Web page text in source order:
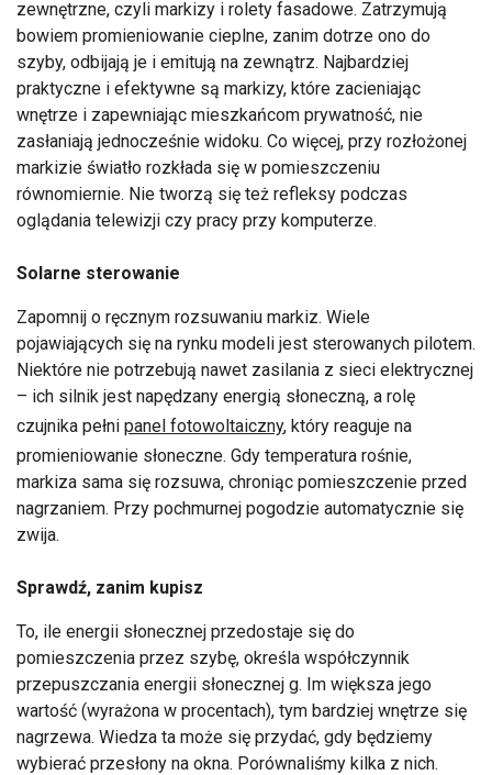
zewnętrzne, czyli markizy i rolety fasadowe. Zatrzymują
bowiem promieniowanie cieplne, zanim dotrze ono do
szyby, odbijają je i emitują na zewnątrz. Najbardziej
praktyczne i efektywne są markizy, które zacieniając
wnętrze i zapewniając mieszkańcom prywatność, nie
zasłaniają jednocześnie widoku. Co więcej, przy rozłożonej
markizie światło rozkłada się w pomieszczeniu
równomiernie. Nie tworzą się też refleksy podczas
oglądania telewizji czy pracy przy komputerze.
Solarne sterowanie
Zapomnij o ręcznym rozsuwaniu markiz. Wiele
pojawiających się na rynku modeli jest sterowanych pilotem.
Niektóre nie potrzebują nawet zasilania z sieci elektrycznej
– ich silnik jest napędzany energią słoneczną, a rolę
czujnika pełni panel fotowoltaiczny, który reaguje na
promieniowanie słoneczne. Gdy temperatura rośnie,
markiza sama się rozsuwa, chroniąc pomieszczenie przed
nagrzaniem. Przy pochmurnej pogodzie automatycznie się
zwija.
Sprawdź, zanim kupisz
To, ile energii słonecznej przedostaje się do
pomieszczenia przez szybę, określa współczynnik
przepuszczania energii słonecznej g. Im większa jego
wartość (wyrażona w procentach), tym bardziej wnętrze się
nagrzewa. Wiedza ta może się przydać, gdy będziemy
wybierać przesłony na okna. Porównaliśmy kilka z nich.